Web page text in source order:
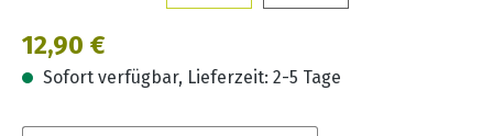
Regulärer Preis:
12,90 €
Sofort verfügbar, Lieferzeit: 2-5 Tage